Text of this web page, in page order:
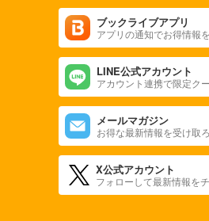
ブックライブアプリ
アプリの通知でお得情報
LINE公式アカウント
アカウント連携で限定ク
メールマガジン
お得な最新情報を受け取
X公式アカウント
フォローして最新情報を